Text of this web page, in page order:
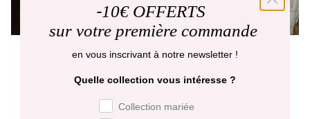
Tout afficher
-10€ OFFERTS
sur votre première commande
en vous inscrivant à notre newsletter !
Quelle collection vous intéresse ?
Préférence de collection
Collection mariée